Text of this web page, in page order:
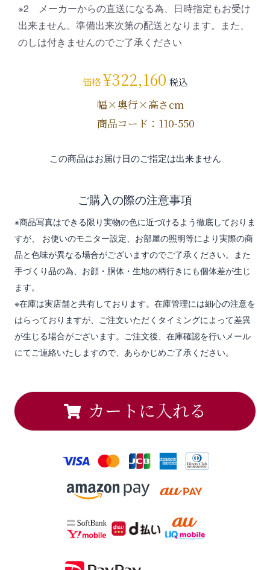
※2 メーカーからの直送になる為、日時指定もお受け
出来ません。準備出来次第の配送となります。また、
のしは付きませんのでご了承ください
価格 ¥322,160 税込
幅×奥行×高さcm
商品コード：110-550
この商品はお届け日のご指定は出来ません
ご購入の際の注意事項
※商品写真はできる限り実物の色に近づけるよう徹底しておりま
すが、 お使いのモニター設定、お部屋の照明等により実際の商
品と色味が異なる場合がございますのでご了承ください。また
手づくり品の為、お顔・胴体・生地の柄行きにも個体差が生じ
ます。
※在庫は実店舗と共有しております。在庫管理には細心の注意を
はらっておりますが、ご注文いただくタイミングによって差異
が生じる場合がございます。ご注文後、在庫確認を行いメール
にてご連絡いたしますので、あらかじめご了承ください。
カートに入れる